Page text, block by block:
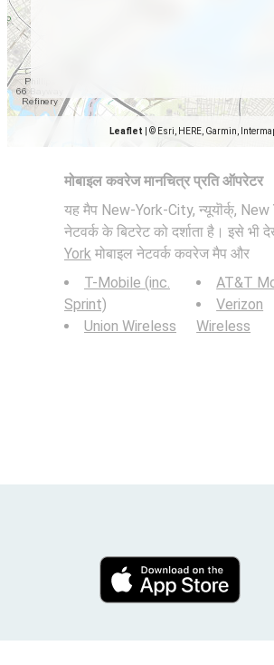
Leaflet © Esri, HERE, Garmin,
मोबाइल कवरेज मानचित्र प्रति ऑपरेटर
यह मैप New-York-City, न्यूयॊर्क्,
नेटवर्क के बिटरेट को दर्शाता है। इसे भी
York मोबाइल नेटवर्क कवरेज मैप और
T-Mobile (inc.
Sprint)
Union Wireless
AT&T
Verizon
Wireless